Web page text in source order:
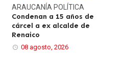
ARAUCANÍA POLÍTICA
Condenan a 15 años de
cárcel a ex alcalde de
Renaico
08 agosto, 2026